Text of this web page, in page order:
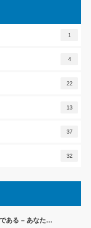
1
4
22
13
37
32
ある – あなた…